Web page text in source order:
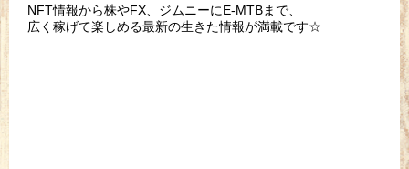
NFT情報から株やFX、ジムニーにE-MTBまで、
広く稼げて楽しめる最新の生きた情報が満載です☆